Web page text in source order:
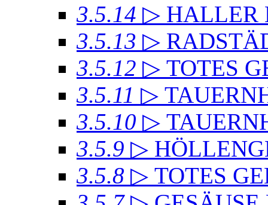
3.5.14 ▷ HALLER
3.5.13 ▷
3.5.12 ▷ TOTES
3.5.11 ▷
3.5.10 ▷
3.5.9 ▷
3.5.8 ▷ TOTES